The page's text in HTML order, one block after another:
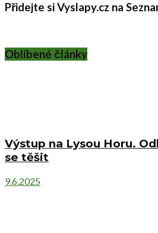
Přidejte si Vyslapy.cz na
Oblíbené články
Výstup na Lysou Horu.
se těšit
9.6.2025